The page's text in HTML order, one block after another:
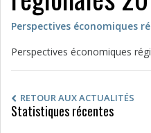
Perspectives économiques
Perspectives économiques
RETOUR AUX ACTUALITÉS
Statistiques récentes